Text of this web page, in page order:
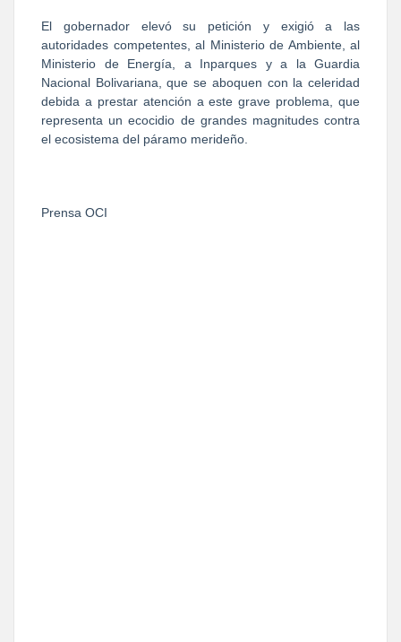
El gobernador elevó su petición y exigió a las
autoridades competentes, al Ministerio de Ambiente, al
Ministerio de Energía, a Inparques y a la Guardia
Nacional Bolivariana, que se aboquen con la celeridad
debida a prestar atención a este grave problema, que
representa un ecocidio de grandes magnitudes contra
el ecosistema del páramo merideño.
Prensa OCI